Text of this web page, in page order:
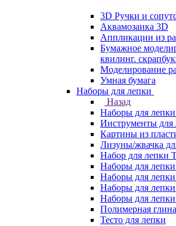
3D Ручки и
Аквамозаика 3D
Аппликации из
Бумажное
квилинг.
Моделирование
Умная бумага
Наборы для лепки
Назад
Наборы для лепки
Инструменты для
Картины из
Лизуны/жвачка
Набор для лепки
Наборы для
Наборы для
Наборы для
Наборы для
Полимерная глина
Тесто для лепки